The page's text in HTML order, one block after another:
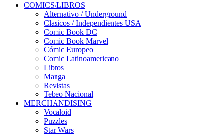
COMICS/LIBROS
Alternativo / Underground
Clasicos / Independientes USA
Comic Book DC
Comic Book Marvel
Cómic Europeo
Comic Latinoamericano
Libros
Manga
Revistas
Tebeo Nacional
MERCHANDISING
Vocaloid
Puzzles
Star Wars